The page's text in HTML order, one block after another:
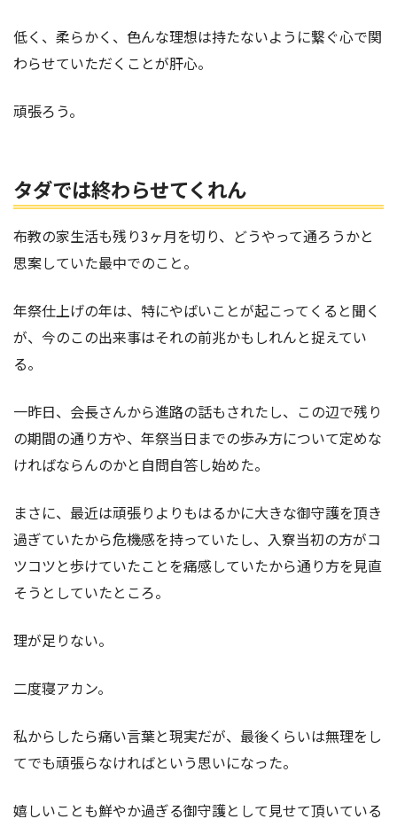
低く、柔らかく、色んな理想は持たないように繋ぐ心で関
わらせていただくことが肝心。
頑張ろう。
タダでは終わらせてくれん
布教の家生活も残り3ヶ月を切り、どうやって通ろうかと
思案していた最中でのこと。
年祭仕上げの年は、特にやばいことが起こってくると聞く
が、今のこの出来事はそれの前兆かもしれんと捉えてい
る。
一昨日、会長さんから進路の話もされたし、この辺で残り
の期間の通り方や、年祭当日までの歩み方について定めな
ければならんのかと自問自答し始めた。
まさに、最近は頑張りよりもはるかに大きな御守護を頂き
過ぎていたから危機感を持っていたし、入寮当初の方がコ
ツコツと歩けていたことを痛感していたから通り方を見直
そうとしていたところ。
理が足りない。
二度寝アカン。
私からしたら痛い言葉と現実だが、最後くらいは無理をし
てでも頑張らなければという思いになった。
嬉しいことも鮮やか過ぎる御守護として見せて頂いている